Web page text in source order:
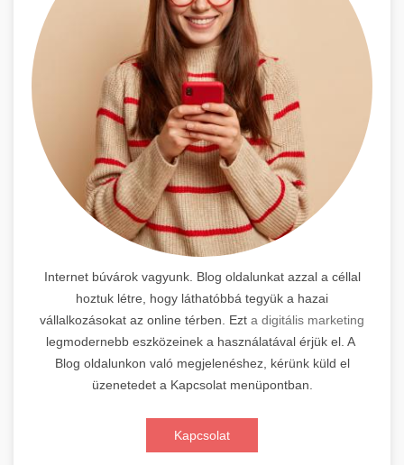
Internet búvárok vagyunk. Blog oldalunkat azzal a céllal
hoztuk létre, hogy láthatóbbá tegyük a hazai
vállalkozásokat az online térben. Ezt a digitális marketing
legmodernebb eszközeinek a használatával érjük el. A
Blog oldalunkon való megjelenéshez, kérünk küld el
üzenetedet a Kapcsolat menüpontban.
Kapcsolat